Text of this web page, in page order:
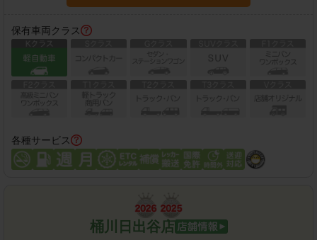
保有車両クラス
各種サービス
桶川日出谷店